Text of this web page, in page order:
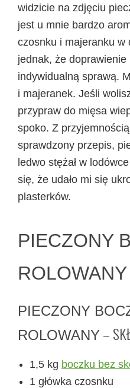
widzicie na zdjęciu
jest u mnie bardzo
czosnku i majeranku w
jednak, że
indywidualną sprawą.
i majeranek. Jeśli
przypraw do mięsa
spoko. Z
sprawdzony przepis,
ledwo stężał w
się, że udało mi się
plasterków.
PIECZONY
ROLOWANY
PIECZONY
ROLOWANY –
1,5 kg boczku bez
1 główka czosnku